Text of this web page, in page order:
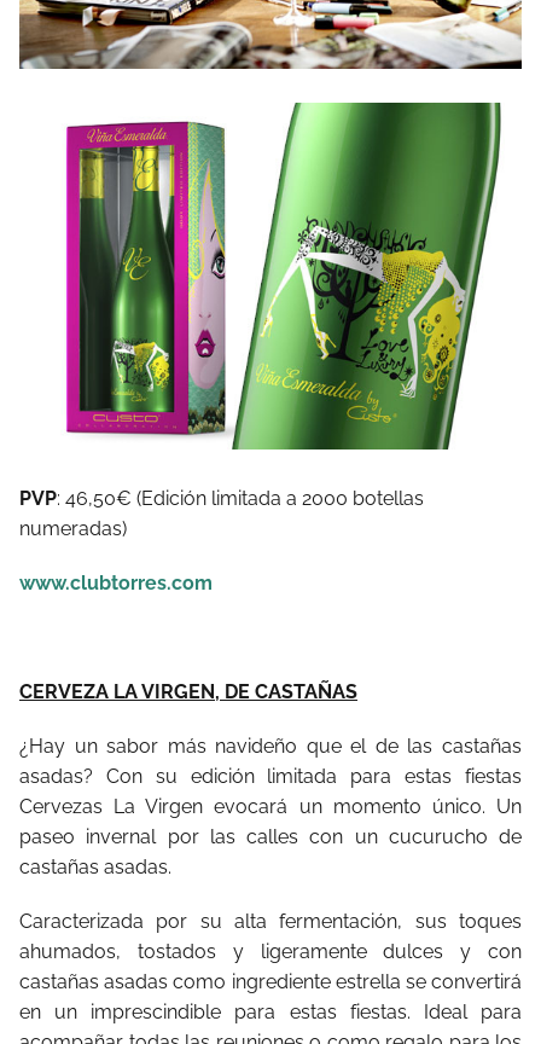
PVP: 46,50€ (Edición limitada a 2000 botellas
numeradas)
www.clubtorres.com
CERVEZA LA VIRGEN, DE CASTAÑAS
¿Hay un sabor más navideño que el de las castañas
asadas? Con su edición limitada para estas fiestas
Cervezas La Virgen evocará un momento único. Un
paseo invernal por las calles con un cucurucho de
castañas asadas.
Caracterizada por su alta fermentación, sus toques
ahumados, tostados y ligeramente dulces y con
castañas asadas como ingrediente estrella se convertirá
en un imprescindible para estas fiestas. Ideal para